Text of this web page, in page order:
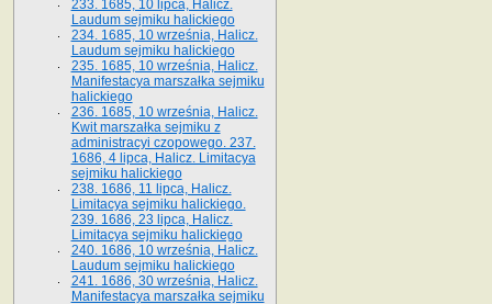
233. 1685, 10 lipca, Halicz.
Laudum sejmiku halickiego
234. 1685, 10 września, Halicz.
Laudum sejmiku halickiego
235. 1685, 10 września, Halicz.
Manifestacya marszałka sejmiku
halickiego
236. 1685, 10 września, Halicz.
Kwit marszałka sejmiku z
administracyi czopowego. 237.
1686, 4 lipca, Halicz. Limitacya
sejmiku halickiego
238. 1686, 11 lipca, Halicz.
Limitacya sejmiku halickiego.
239. 1686, 23 lipca, Halicz.
Limitacya sejmiku halickiego
240. 1686, 10 września, Halicz.
Laudum sejmiku halickiego
241. 1686, 30 września, Halicz.
Manifestacya marszałka sejmiku